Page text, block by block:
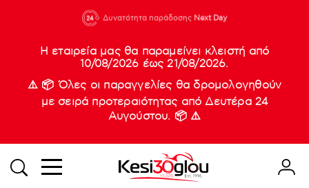
210 88 21
933
Δυνατότητα παράδοσης Next Day
Νέες
Η εταιρεία μας θα παραμείνει κλειστή από
10/08/2026 έως 21/08/2026.
⚠️ 📦 Όλες οι παραγγελίες θα δρομολογηθούν
με σειρά προτεραιότητας από Δευτέρα 24
Αυγούστου. 📦 ⚠️